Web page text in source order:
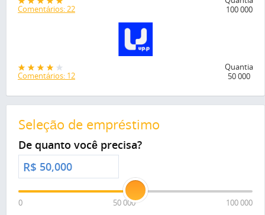
Comentários: 22
100 000
Comentários: 12
Quantia
50 000
Seleção de empréstimo
De quanto você precisa?
R$
0 50 000 100 000